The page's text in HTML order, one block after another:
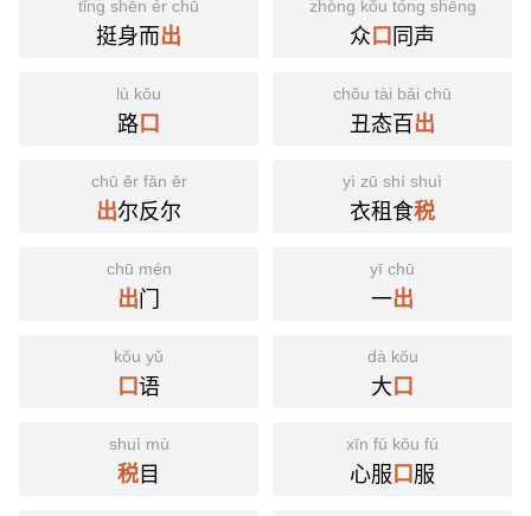
tǐng shēn ér chū
挺身而出
zhòng kǒu tóng shēng
众口同声
lù kǒu
路口
chǒu tài bǎi chū
丑态百出
chū ěr fǎn ěr
出尔反尔
yì zū shí shuì
衣租食税
chū mén
出门
yī chū
一出
kǒu yǔ
口语
dà kǒu
大口
shuì mù
税目
xīn fú kǒu fú
心服口服